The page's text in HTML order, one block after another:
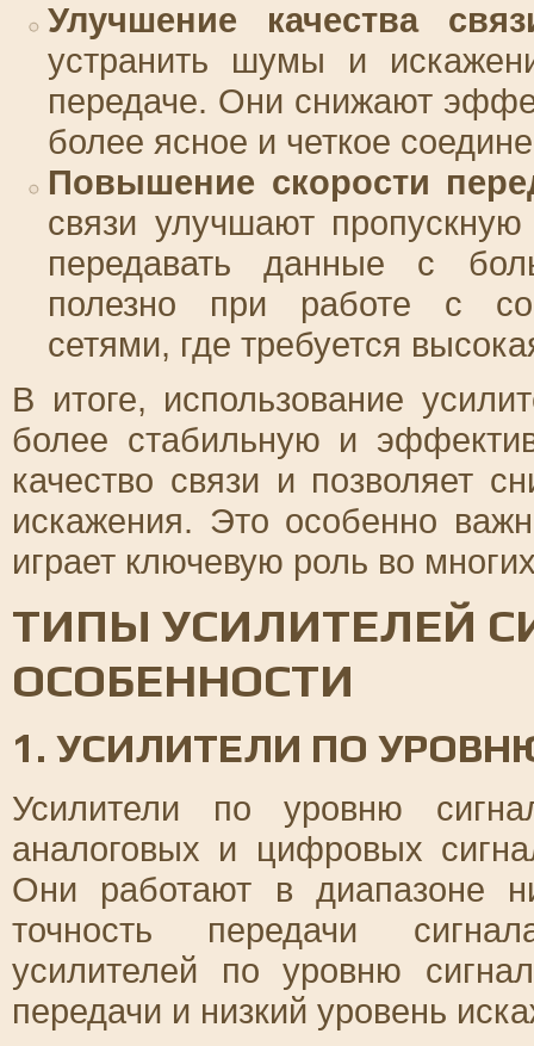
Улучшение качества
устранить шумы и
передаче. Они снижают
более ясное и четкое
Повышение скорости
связи улучшают
передавать данные с
полезно при работе с
сетями, где требуется
В итоге, использование
более стабильную и
качество связи и позволяет
искажения. Это особенно
играет ключевую роль во
ТИПЫ УСИЛИТЕЛЕЙ
ОСОБЕННОСТИ
1. УСИЛИТЕЛИ ПО
Усилители по уровню
аналоговых и цифровых
Они работают в диапазоне
точность передачи
усилителей по уровню
передачи и низкий уровень